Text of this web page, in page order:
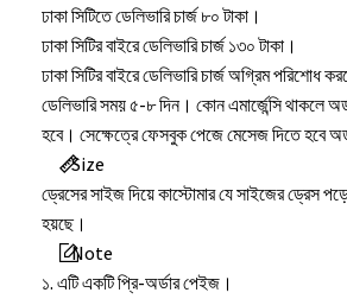
ঢাকা সিটিতে ডেলিভারি চার্জ ৮০ টাকা।
ঢাকা সিটির বাইরে ডেলিভারি চার্জ ১৩০ টাকা।
ঢাকা সিটির বাইরে ডেলিভারি চার্জ অগ্রিম পরিশোধ
ডেলিভারি সময় ৫-৮ দিন। কোন এমার্জেন্সি থাকলে
হবে। সেক্ষেত্রে ফেসবুক পেজে মেসেজ দিতে হবে
Size
ড্রেসের সাইজ দিয়ে কাস্টোমার যে সাইজের ড্রেস
হয়ছে।
Note
১. এটি একটি প্রি-অর্ডার পেইজ।